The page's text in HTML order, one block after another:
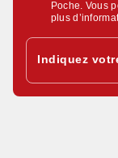
Poche. Vous
plus
Indiquez